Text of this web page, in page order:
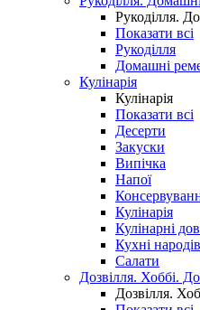
Рукоділля.
Показати всі
Рукоділля
Домашні
Кулінарія
Кулінарія
Показати всі
Десерти
Закуски
Випічка
Напої
Кулінарія
Кулінарні
Кухні
Салати
Дозвілля. Хоббі.
Дозвілля.